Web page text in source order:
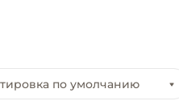
по умолчанию